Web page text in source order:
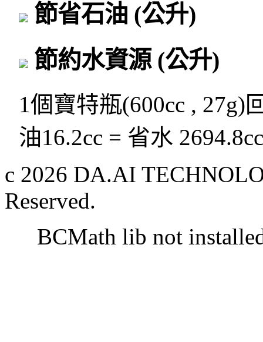
節省石油 (公升)
節約水資源 (公升)
1個寶特瓶(600cc , 27g)
油16.2cc = 省水
c 2026 DA.AI
Reserved.
BCMath lib not